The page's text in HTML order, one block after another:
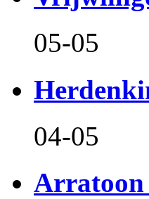
05-05
04-05